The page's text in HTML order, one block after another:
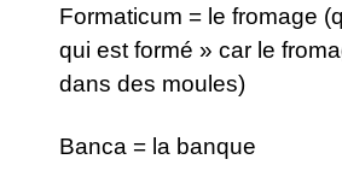
Formaticum = le fromage
qui est formé » car le
dans des moules)
Banca = la banque